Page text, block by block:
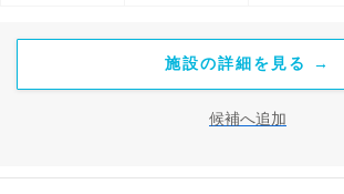
施設の詳細を見る →
候補へ追加